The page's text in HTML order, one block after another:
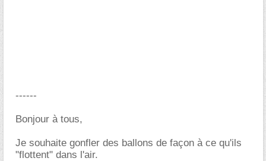
------
Bonjour à tous,
Je souhaite gonfler des ballons de façon à ce qu'ils
"flottent" dans l'air.